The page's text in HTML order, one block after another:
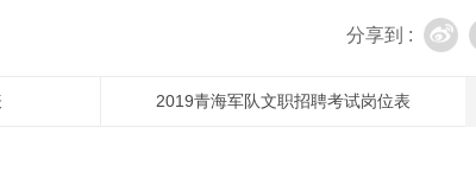
分享到 :
2019青海军队文职招聘考试岗位表